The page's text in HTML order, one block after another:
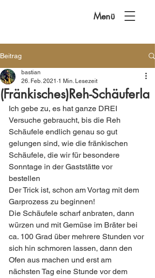
Menü
Beitrag
(Fränkisches)Reh-Schäuferla
bastian
26. Feb. 2021 1 Min. Lesezeit
Ich gebe zu, es hat ganze DREI
Versuche gebraucht, bis die Reh
Schäufele endlich genau so gut
gelungen sind, wie die fränkischen
Schäufele, die wir für besondere
Sonntage in der Gaststätte vor
bestellen
Der Trick ist, schon am Vortag mit dem
Garprozess zu beginnen!
Die Schäufele scharf anbraten, dann
würzen und mit Gemüse im Bräter bei
ca. 100 Grad über mehrere Stunden vor
sich hin schmoren lassen, dann den
Ofen aus machen und erst am
nächsten Tag eine Stunde vor dem